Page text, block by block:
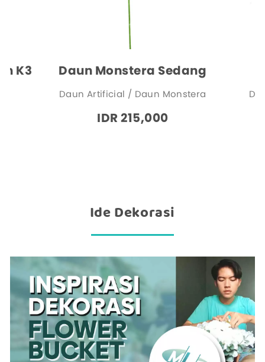
K3 Daun Monstera Sedang
Daun Artificial / Daun Monstera
IDR 215,000
Ide Dekorasi